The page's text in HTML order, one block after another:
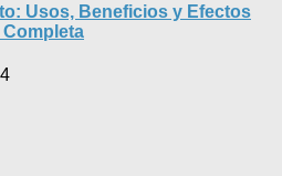
Usos, Beneficios y Efectos